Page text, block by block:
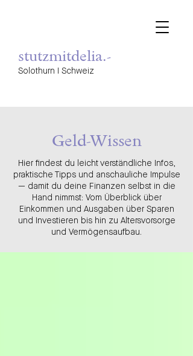
stutzmitdelia.-
Solothurn I Schweiz
Geld-Wissen
Hier findest du leicht verständliche Infos,
praktische Tipps und anschauliche Impulse
— damit du deine Finanzen selbst in die
Hand nimmst: Vom Überblick über
Einkommen und Ausgaben über Sparen
und Investieren bis hin zu Altersvorsorge
und Vermögensaufbau.